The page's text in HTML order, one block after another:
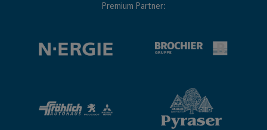
Premium Partner: